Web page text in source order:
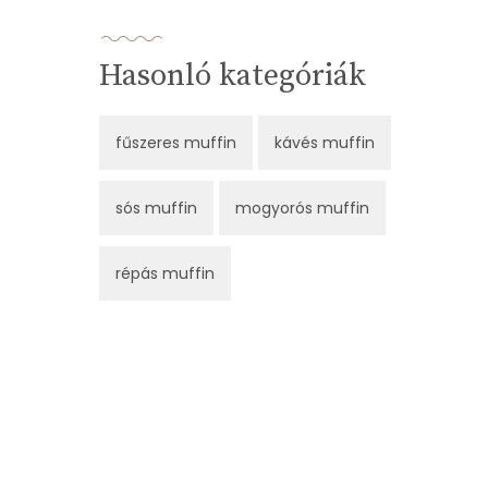
Hasonló kategóriák
fűszeres muffin kávés muffin
sós muffin mogyorós muffin
répás muffin